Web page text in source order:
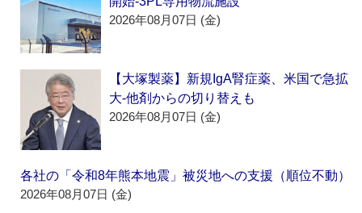
2026年08月07日 (金)
【大塚製薬】新規IgA腎症薬、米国で急拡
大‐他剤からの切り替えも
2026年08月07日 (金)
各社の「令和8年熊本地震」被災地への支援（順位不動）
2026年08月07日 (金)